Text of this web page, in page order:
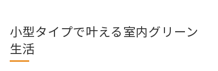
小型タイプで叶える室内グリーン
生活